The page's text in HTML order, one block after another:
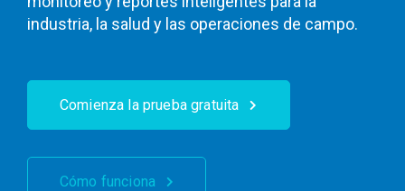
industria, la salud y las operaciones de campo.
Comienza la prueba gratuita
Cómo funciona